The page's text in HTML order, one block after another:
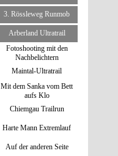
3. Rössleweg Runmob
Arberland Ultratrail
Fotoshooting mit den
Nachbelichtern
Maintal-Ultratrail
Mit dem Sanka vom Bett
aufs Klo
Chiemgau Trailrun
Harte Mann Extremlauf
Auf der anderen Seite